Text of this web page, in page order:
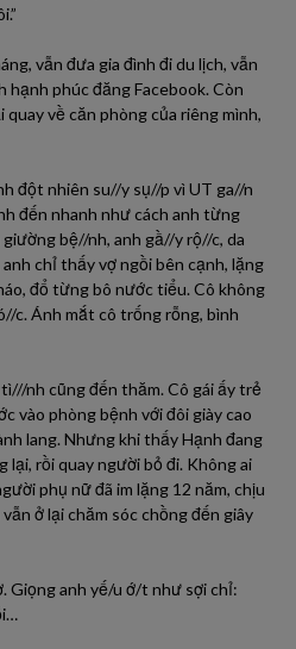
vẫn đưa gia đình đi du lịch, vẫn
hạnh phúc đăng Facebook. Còn
quay về căn phòng của riêng mình,
đột nhiên su//y sụ//p vì UT ga//n
đến nhanh như cách anh từng
bệ//nh, anh gầ//y rộ//c, da
chỉ thấy vợ ngồi bên cạnh, lặng
đổ từng bô nước tiểu. Cô không
c. Ánh mắt cô trống rỗng, bình
nh cũng đến thăm. Cô gái ấy trẻ
vào phòng bệnh với đôi giày cao
lang. Nhưng khi thấy Hạnh đang
lại, rồi quay người bỏ đi. Không ai
phụ nữ đã im lặng 12 năm, chịu
ở lại chăm sóc chồng đến giây
Giọng anh yế/u ớ/t như sợi chỉ: